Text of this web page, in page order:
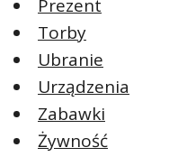
Prezent
Torby
Ubranie
Urządzenia
Zabawki
Żywność